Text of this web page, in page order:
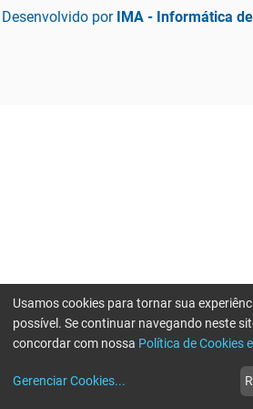
Desenvolvido por IMA - Informática
Usamos cookies para tornar sua
possível. Se continuar navegando neste
concordar com nossa Política de Cookies
Gerenciar Cookies...
Erro ao enviar informações, por favor